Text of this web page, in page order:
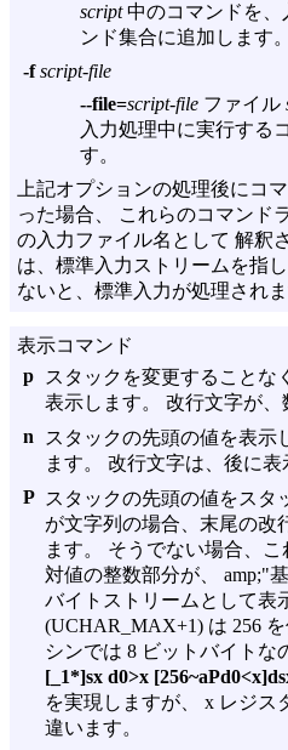
script中のコマンドを、
ンド集合に追加します。
-fscript-file
--file=script-file ファイル
入力処理中に実行する
す。
上記オプションの処理後にコ
った場合、 これらのコマンド
の入力ファイル名として 解釈
は、標準入力ストリームを指
ないと、標準入力が処理されま
表示コマンド
p
スタックを変更することな
表示します。 改行文字が、
n
スタックの先頭の値を表示
ます。 改行文字は、後に表
P スタックの先頭の値をスタ
が文字列の場合、末尾の改
ます。 そうでない場合、
対値の整数部分が、 amp;"
バイトストリームとして表
(UCHAR_MAX+1) は 256
シンでは 8 ビットバイトな
[_1*]sx d0>x
を実現しますが、 x レジス
違います。